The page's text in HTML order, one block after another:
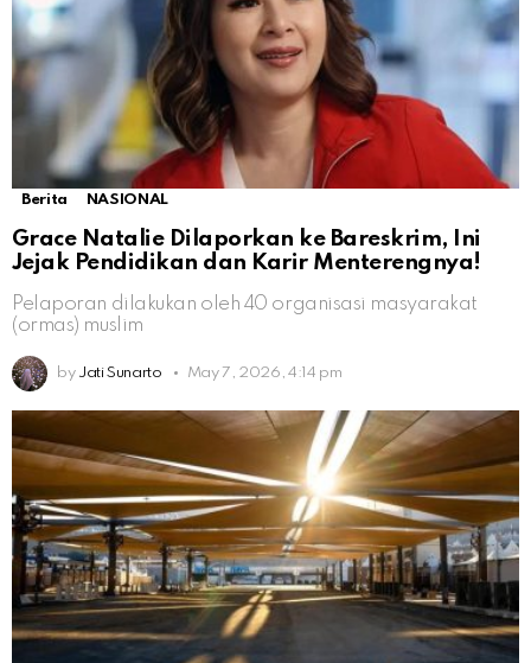
Berita NASIONAL
Grace Natalie Dilaporkan ke Bareskrim, Ini
Jejak Pendidikan dan Karir Menterengnya!
Pelaporan dilakukan oleh 40 organisasi masyarakat
(ormas) muslim
by Jati Sunarto May 7, 2026, 4:14 pm